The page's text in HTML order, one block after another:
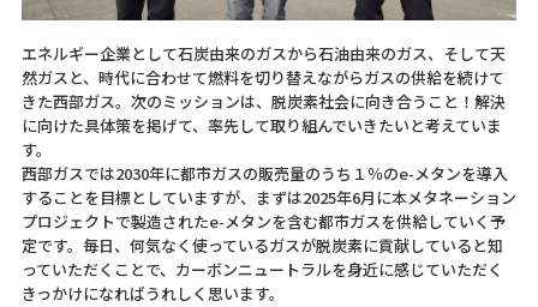
エネルギー企業として石炭由来のガスから石油由来のガス、そして天
然ガスと、時代に合わせて燃料を切り替えながらガスの供給を続けて
きた西部ガス。次のミッションは、脱炭素社会に向き合うこと！解決
に向けた具体策を掲げて、率先して取り組んでいきたいと考えていま
す。
西部ガスでは2030年に都市ガスの販売量のうち１％のe-メタンを導入
することを目標としていますが、まずは2025年6月に本メタネーション
プロジェクトで製造されたe-メタンを含む都市ガスを供給していく予
定です。毎日、何気なく使っているガスが脱炭素に貢献していると知
っていただくことで、カーボンニュートラルを身近に感じていただく
きっかけになればうれしく思います。